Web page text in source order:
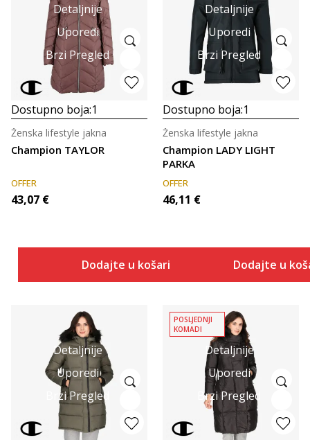
Detaljnije
Uporedi
Brzi Pregled
Dostupno boja:1
Champion TAYLOR
Ženska lifestyle jakna
OFFER
43,07 €
Dodajte u košaricu
Detaljnije
Uporedi
Brzi Pregled
Dostupno boja:1
Champion LADY LIGHT
PARKA
Ženska lifestyle jakna
OFFER
46,11 €
Dodajte u
Detaljnije
Uporedi
Brzi Pregled
Detaljnije
Uporedi
Brzi Pregled
POSLJEDNJI
KOMADI